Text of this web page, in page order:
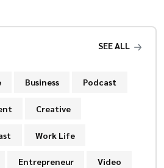
SEE ALL
Business Podcast
Creative
Work Life
Entrepreneur Video